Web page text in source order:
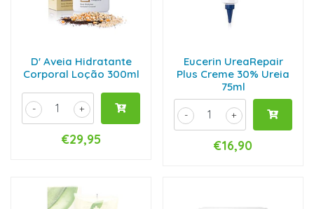
D' Aveia Hidratante
Corporal Loção 300ml
+
-
€29,95
Eucerin UreaRepair
Plus Creme 30% Ureia
75ml
+
-
€16,90